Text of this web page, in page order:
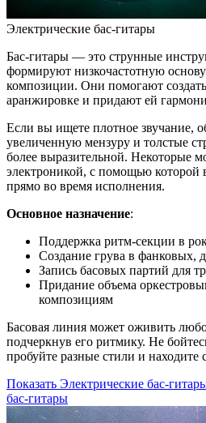
Электрические бас-гитары
Бас-гитары — это струнные
формируют низкочастотную
композиции. Они помогают
аранжировке и придают ей
Если вы ищете плотное звучание,
увеличенную мензуру и толстые
более выразительной. Некоторые
электроникой, с помощью которой
прямо во время исполнения.
Основное назначение:
Поддержка ритм-секции в
Создание грува в фанковых,
Запись басовых партий для
Придание объема
композициям
Басовая линия может оживить
подчеркнув его ритмику. Не
пробуйте разные стили и находите
Показать Электрические бас-
бас-гитары